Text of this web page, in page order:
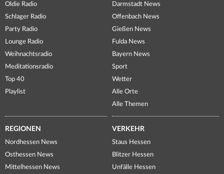
Oldie Radio
Schlager Radio
Party Radio
Lounge Radio
Weihnachtsradio
Meditationsradio
Top 40
Playlist
Darmstadt News
Offenbach News
Gießen News
Fulda News
Bayern News
Sport
Wetter
Alle Orte
Alle Themen
REGIONEN
Nordhessen News
Osthessen News
Mittelhessen News
VERKEHR
Staus Hessen
Blitzer Hessen
Unfälle Hessen